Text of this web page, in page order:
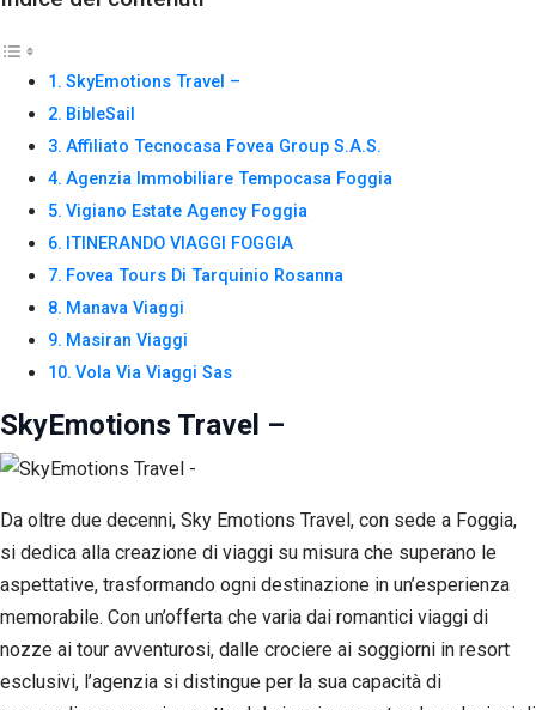
SkyEmotions Travel –
BibleSail
Affiliato Tecnocasa Fovea Group S.A.S.
Agenzia Immobiliare Tempocasa Foggia
Vigiano Estate Agency Foggia
ITINERANDO VIAGGI FOGGIA
Fovea Tours Di Tarquinio Rosanna
Manava Viaggi
Masiran Viaggi
Vola Via Viaggi Sas
SkyEmotions Travel –
Da oltre due decenni, Sky Emotions Travel, con sede a Foggia,
si dedica alla creazione di viaggi su misura che superano le
aspettative, trasformando ogni destinazione in un’esperienza
memorabile. Con un’offerta che varia dai romantici viaggi di
nozze ai tour avventurosi, dalle crociere ai soggiorni in resort
esclusivi, l’agenzia si distingue per la sua capacità di
comportamento
mentre visiti il
aumenti le
possibilità di
e offerte
personalizzati.